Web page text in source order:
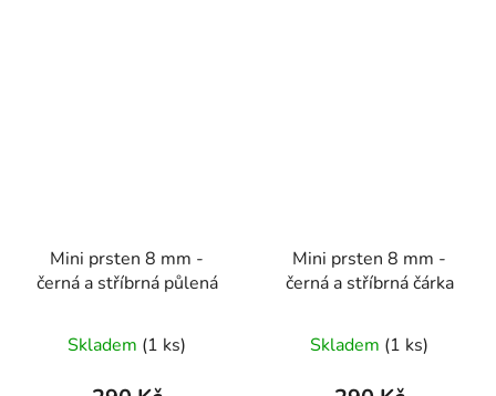
Mini prsten 8 mm -
černá a stříbrná půlená
Skladem (1 ks)
Mini prsten 8 mm -
černá a stříbrná čárka
Skladem (1 ks)